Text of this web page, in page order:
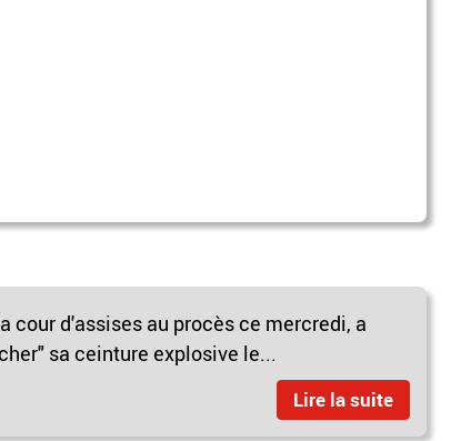
cour d'assises au procès ce mercredi, a
sa ceinture explosive le...
Lire la suite